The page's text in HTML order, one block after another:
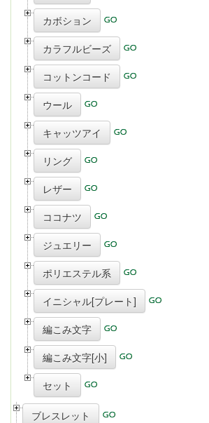
カボション
カラフルビーズ
コットンコード
ウール
キャッツアイ
リング
レザー
ココナツ
ジュエリー
ポリエステル系
イニシャル[プレート]
編こみ文字
編こみ文字[小]
セット
ブレスレット